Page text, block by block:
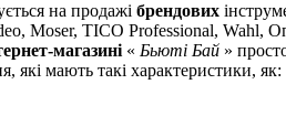
на продажі брендових
Moser, TICO Professional, Wahl,
магазині « Бьюті Бай »
які мають такі характеристики, як: